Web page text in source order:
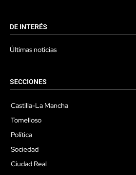
DE INTERÉS
Últimas noticias
SECCIONES
Castilla-La Mancha
Tomelloso
Política
Sociedad
Ciudad Real